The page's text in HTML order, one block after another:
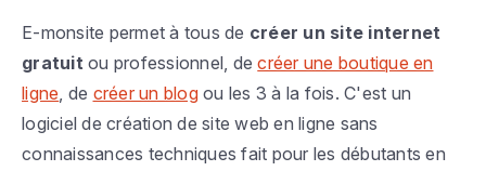
E-monsite permet à tous de créer un site internet
gratuit ou professionnel, decréer une boutique en
ligne , de créer un blogou les 3 à la fois. C'est un
logiciel de création de site web en ligne sans
connaissances techniques fait pour les débutants en